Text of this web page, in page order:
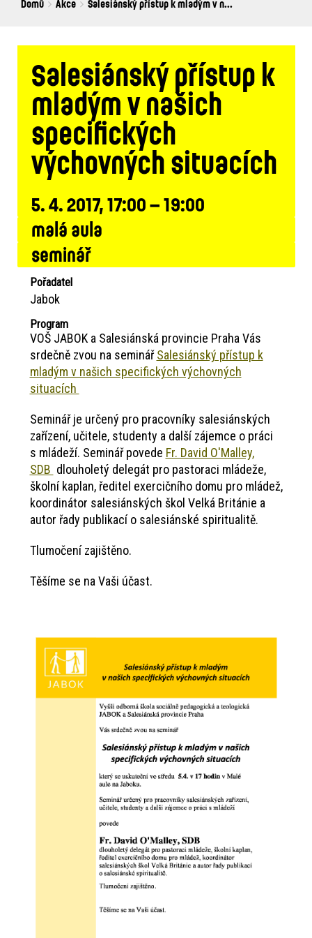
Breadcrumbs
You
Domů Akce Salesiánský přístup k mladým v n...
Salesiánský přístup k
mladým v našich
specifických
výchovných situacích
5. 4. 2017, 17:00 – 19:00
malá aula
seminář
Pořadatel
Jabok
Program
VOŠ JABOK a Salesiánská provincie Praha Vás
srdečně zvou na seminářSalesiánský přístup k
mladým v našich specifických výchovných
situacích
Seminář je určený pro pracovníky salesiánských
zařízení, učitele, studenty a další zájemce o práci
s mládeží. Seminář povede Fr. David O'Malley,
SDB dlouholetý delegát pro pastoraci mládeže,
školní kaplan, ředitel exercičního domu pro mládež,
koordinátor salesiánských škol Velká Británie a
autor řady publikací o salesiánské spiritualitě.
Tlumočení zajištěno.
Těšíme se na Vaši účast.